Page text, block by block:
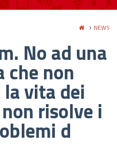
NEWS
No ad una
che non
vita dei
risolve i
d